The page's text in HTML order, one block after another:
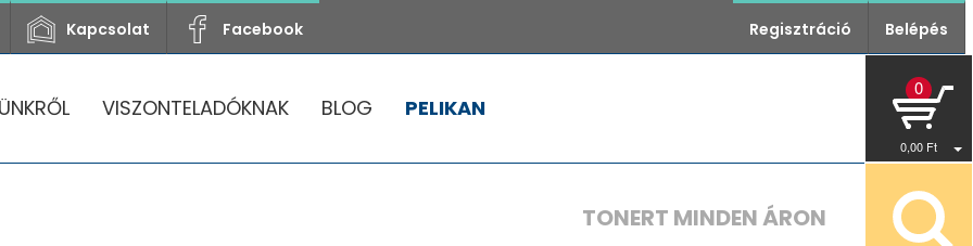
Kapcsolat Facebook Regisztráció Belépés
VISZONTELADÓKNAK BLOG PELIKAN
0
0,00 Ft
TONERT MINDEN ÁRON